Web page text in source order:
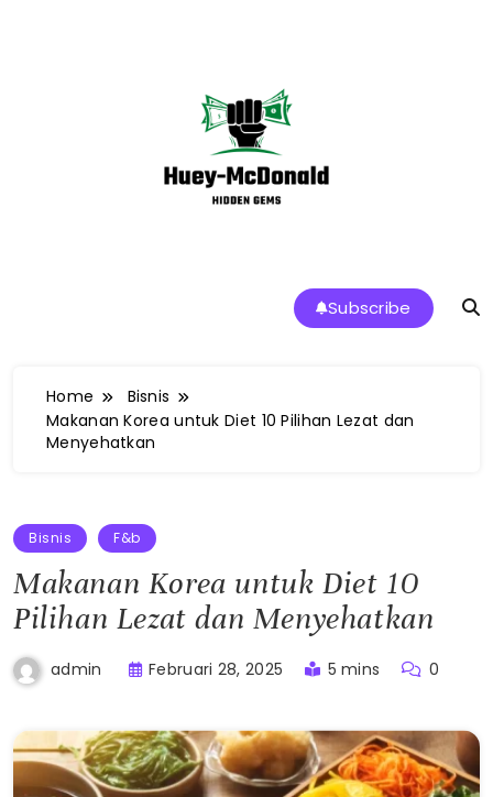
Huey-McDonald Tren Makanan dan
Restoran Terbaik di Indonesia
Subscribe
Home
Bisnis
Makanan Korea untuk Diet 10 Pilihan Lezat dan
Menyehatkan
Bisnis F&b
Makanan Korea untuk Diet 10
Pilihan Lezat dan Menyehatkan
admin Februari 28, 2025 5 mins 0